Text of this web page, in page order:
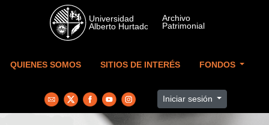
Skip to main content
QUIENES SOMOS SITIOS DE INTERÉS FONDOS
Iniciar sesión